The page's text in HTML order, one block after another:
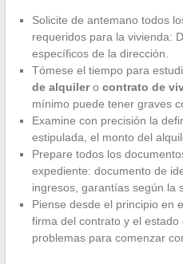
Solicite de antemano todos
requeridos para la vivienda:
específicos de la dirección.
Tómese el tiempo para
de alquilero contrato de
mínimo puede tener graves
Examine con precisión la
estipulada, el monto del
Prepare todos los
expediente: documento de
ingresos, garantías según la
Piense desde el principio en
firma del contrato y el
problemas para comenzar